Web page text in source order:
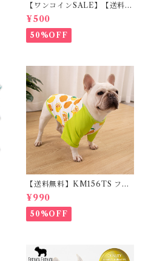
【ワンコインSALE】【送料無
料】KM503G クッションカバ
ー フレンチブルドッグ クリー
ム フレブル
¥500
50%OFF
【送料無料】KM156TS フレ
ブル Tシャツ フレンチブルド
ック レモン柄 犬服 ドックウェ
ア
¥990
50%OFF